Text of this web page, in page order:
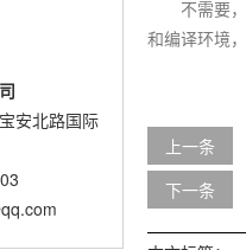
安北路国际
不需要
和编译环境
上一条
下一条